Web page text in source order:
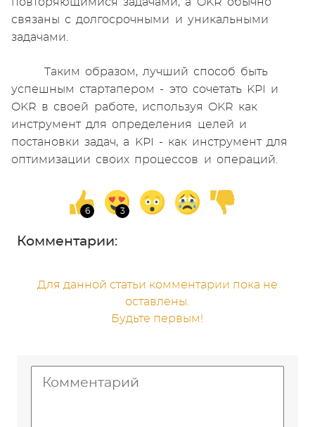
связаны с долгосрочными и уникальными
задачами.
Таким образом, лучший способ быть
успешным стартапером - это сочетать KPI и
OKR в своей работе, используя OKR как
инструмент для определения целей и
постановки задач, а KPI - как инструмент для
оптимизации своих процессов и операций.
Комментарии:
Для данной статьи комментарии пока не
оставлены.
Будьте первым!